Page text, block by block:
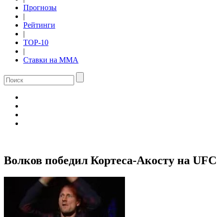
Прогнозы
|
Рейтинги
|
TOP-10
|
Ставки на ММА
Волков победил Кортеса-Акосту на